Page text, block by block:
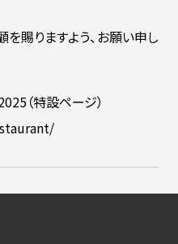
賜りますよう、お願い申し
（特設ページ）